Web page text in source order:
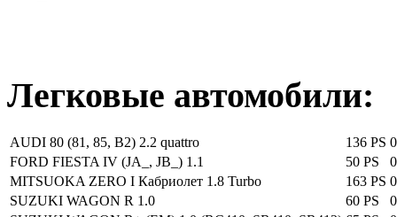
Легковые автомобили:
AUDI 80 (81, 85, B2) 2.2 quattro 136 PS
FORD FIESTA IV (JA_, JB_) 1.1
50 PS
MITSUOKA ZERO I Кабриолет 1.8 Turbo
163 PS
SUZUKI WAGON R 1.0
60 PS